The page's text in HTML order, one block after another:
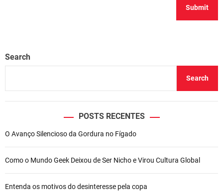
Search
Search
POSTS RECENTES
O Avanço Silencioso da Gordura no Fígado
Como o Mundo Geek Deixou de Ser Nicho e Virou Cultura Global
Entenda os motivos do desinteresse pela copa